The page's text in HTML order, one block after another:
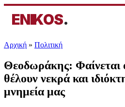
ENIKOS.
Αρχική » Πολιτική
Θεοδωράκης: Φαίνεται
θέλουν νεκρά και
μνημεία μας